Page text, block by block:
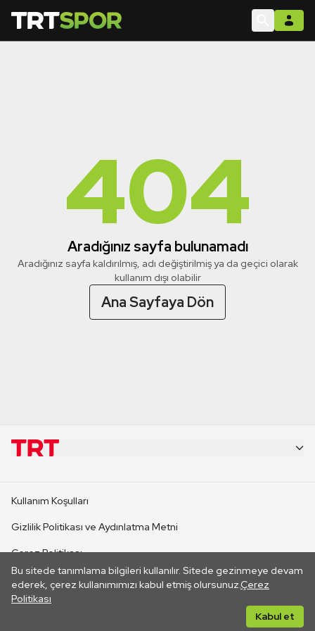
404
Aradığınız sayfa bulunamadı
Aradığınız sayfa kaldırılmış, adı değiştirilmiş ya da geçici olarak
kullanım dışı olabilir
Ana Sayfaya Dön
Bu sitede tanımlama bilgileri kullanılır. Sitede gezinmeye devam
ederek, çerez kullanımımızı kabul etmiş olursunuz.Çerez
Politikası
Kabul et
CANLI YAYINLAR
Kullanım Koşulları
Gizlilik Politikası ve Aydınlatma Metni
Çerez Politikası
İletişim
Her hakkı saklıdır. ©2026 TRT. Bağlantı yoluyla gidilen dış